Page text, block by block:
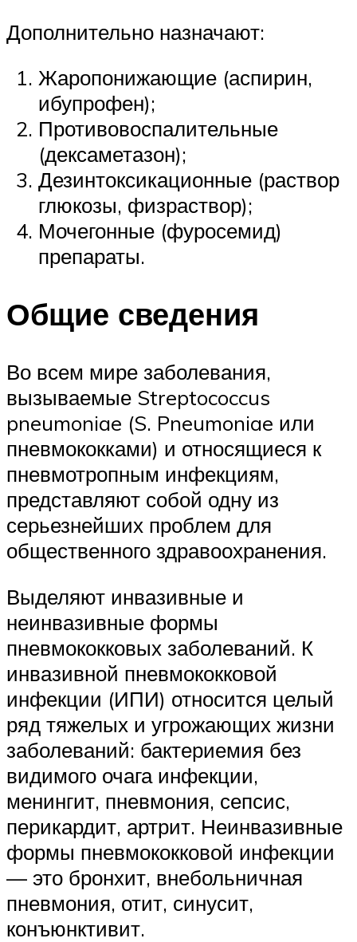
Дополнительно назначают:
Жаропонижающие (аспирин,
ибупрофен);
Противовоспалительные
(дексаметазон);
Дезинтоксикационные (раствор
глюкозы, физраствор);
Мочегонные (фуросемид)
препараты.
Общие сведения
Во всем мире заболевания,
вызываемые Streptococcus
pneumoniae (S. Pneumoniae или
пневмококками) и относящиеся к
пневмотропным инфекциям,
представляют собой одну из
серьезнейших проблем для
общественного здравоохранения.
Выделяют инвазивные и
неинвазивные формы
пневмококковых заболеваний. К
инвазивной пневмококковой
инфекции (ИПИ) относится целый
ряд тяжелых и угрожающих жизни
заболеваний: бактериемия без
видимого очага инфекции,
менингит, пневмония, сепсис,
перикардит, артрит. Неинвазивные
формы пневмококковой инфекции
— это бронхит, внебольничная
пневмония, отит, синусит,
конъюнктивит.